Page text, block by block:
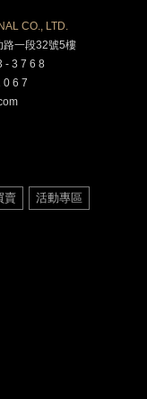
CO., LTD.
路一段32號5樓
- 3 7 6 8
0 6 7
賣 活動專區